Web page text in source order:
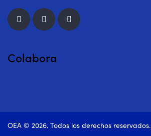
Colabora
OEA © 2026. Todos los derechos reservados.